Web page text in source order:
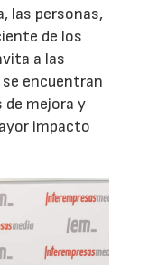
las personas,
de los
a las
encuentran
mejora y
impacto